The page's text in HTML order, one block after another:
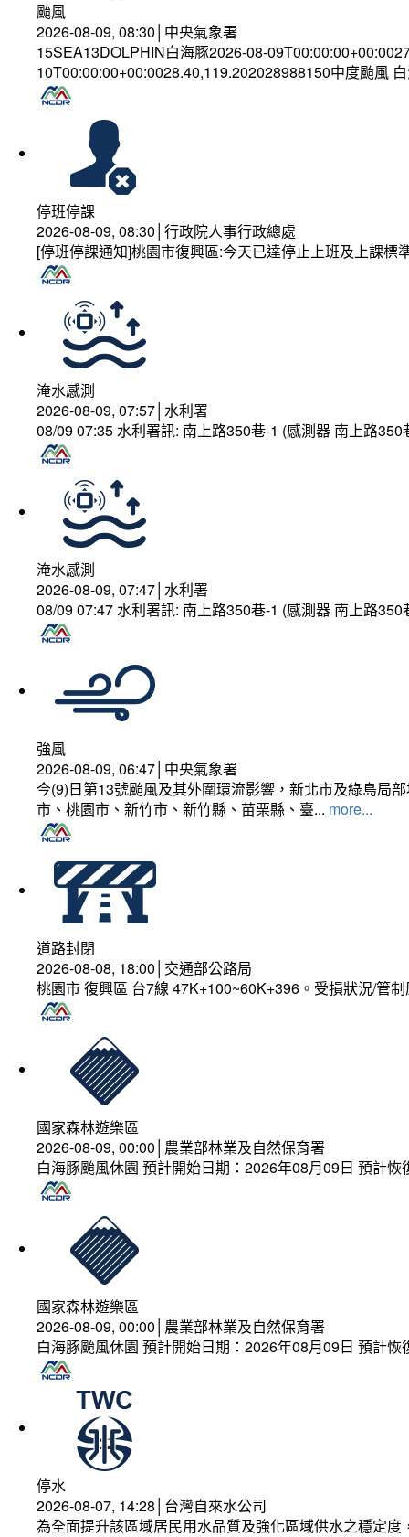
颱風
2026-08-09, 08:30│中央氣象署
15SEA13DOLPHIN白海豚2026-08-
10T00:00:00+00:0028.40,119.202028988150中度颱風
停班停課
2026-08-09, 08:30│行政院人事行政總處
[停班停課通知]桃園市復興區:今天已達停止上班及上課
淹水感測
2026-08-09, 07:57│水利署
08/09 07:35 水利署訊: 南上路350巷-1 (感測器 南上路
淹水感測
2026-08-09, 07:47│水利署
08/09 07:47 水利署訊: 南上路350巷-1 (感測器 南上路
強風
2026-08-09, 06:47│中央氣象署
今(9)日第13號颱風及其外圍環流影響，新北市及綠島局
市、桃園市、新竹市、新竹縣、苗栗縣、臺... more...
道路封閉
2026-08-08, 18:00│交通部公路局
桃園市 復興區 台7線 47K+100~60K+396。受損狀況/管
國家森林遊樂區
2026-08-09, 00:00│農業部林業及自然保育署
白海豚颱風休園 預計開始日期：2026年08月09日 預計
國家森林遊樂區
2026-08-09, 00:00│農業部林業及自然保育署
白海豚颱風休園 預計開始日期：2026年08月09日 預計
停水
2026-08-07, 14:28│台灣自來水公司
為全面提升該區域居民用水品質及強化區域供水之穩定